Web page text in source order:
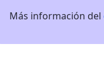
Más información del